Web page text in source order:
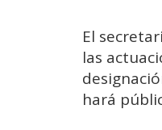
El
las
hará